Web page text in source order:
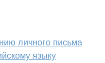
личного письма
языку